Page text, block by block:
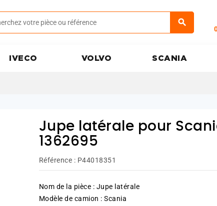
IVECO VOLVO SCANIA
Jupe latérale pour
1362695
Référence : P44018351
Nom de la pièce : Jupe latérale
Modèle de camion : Scania